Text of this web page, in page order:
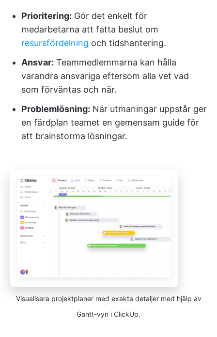
Prioritering: Gör det enkelt för
medarbetarna att fatta beslut om
resursfördelning och tidshantering.
Ansvar: Teammedlemmarna kan hålla
varandra ansvariga eftersom alla vet vad
som förväntas och när.
Problemlösning: När utmaningar uppstår ger
en färdplan teamet en gemensam guide för
att brainstorma lösningar.
Visualisera projektplaner med exakta detaljer med hjälp av
Gantt-vyn i ClickUp.